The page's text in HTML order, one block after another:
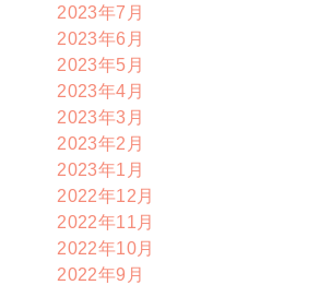
2023年7月
2023年6月
2023年5月
2023年4月
2023年3月
2023年2月
2023年1月
2022年12月
2022年11月
2022年10月
2022年9月